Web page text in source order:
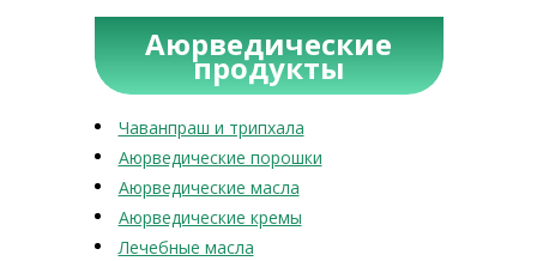
Аюрведические
продукты
Чаванпраш и трипхала
Аюрведические порошки
Аюрведические масла
Аюрведические кремы
Лечебные масла